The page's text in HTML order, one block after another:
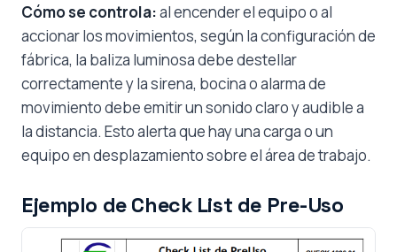
Cómo se controla:al encender el equipo o al
accionar los movimientos, según la configuración de
fábrica, la baliza luminosa debe destellar
correctamente y la sirena, bocina o alarma de
movimiento debe emitir un sonido claro y audible a
la distancia. Esto alerta que hay una carga o un
equipo en desplazamiento sobre el área de trabajo.
Ejemplo de Check List de Pre-Uso